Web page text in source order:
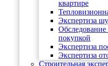
квартире
Экспертиза
Обследование
покупкой
Экспертиза
Экспертиза
Строительная